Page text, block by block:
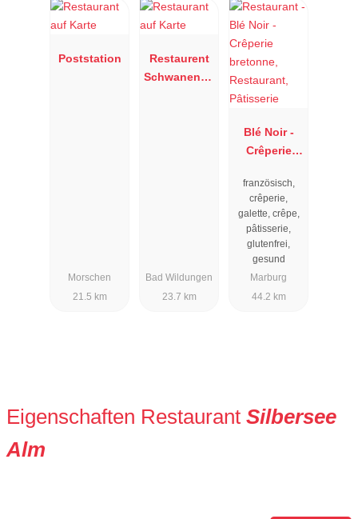
Poststation
Morschen
21.5 km
Restaurent
Schwanentei
Bad Wildungen
23.7 km
Blé Noir -
Crêperie
Restaurant,
Pâtisserie
französisch,
crêperie,
galette, crêpe,
pâtisserie,
glutenfrei,
gesund
Marburg
44.2 km
Eigenschaften Restaurant Silbersee
Alm